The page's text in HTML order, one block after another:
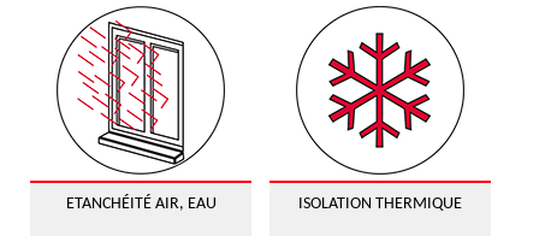
ETANCHÉITÉ AIR, EAU ISOLATION THERMIQUE